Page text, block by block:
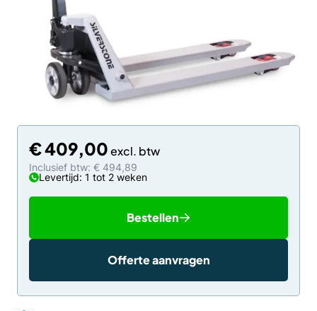
€409,00
Inclusief btw: € 494,89
Levertijd: 1 tot 2 weken
Bestellen
Offerte aanvragen